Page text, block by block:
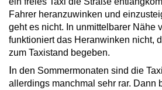
Fahrer heranzuwinken und
geht es nicht. In unmittelbarer Nähe
funktioniert das Heranwinken nicht,
zum Taxistand begeben.
In den Sommermonaten sind die
allerdings manchmal sehr rar. Dann